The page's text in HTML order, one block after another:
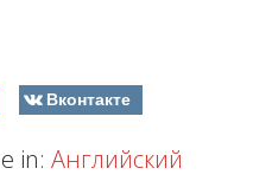
Вконтакте
in: Английский